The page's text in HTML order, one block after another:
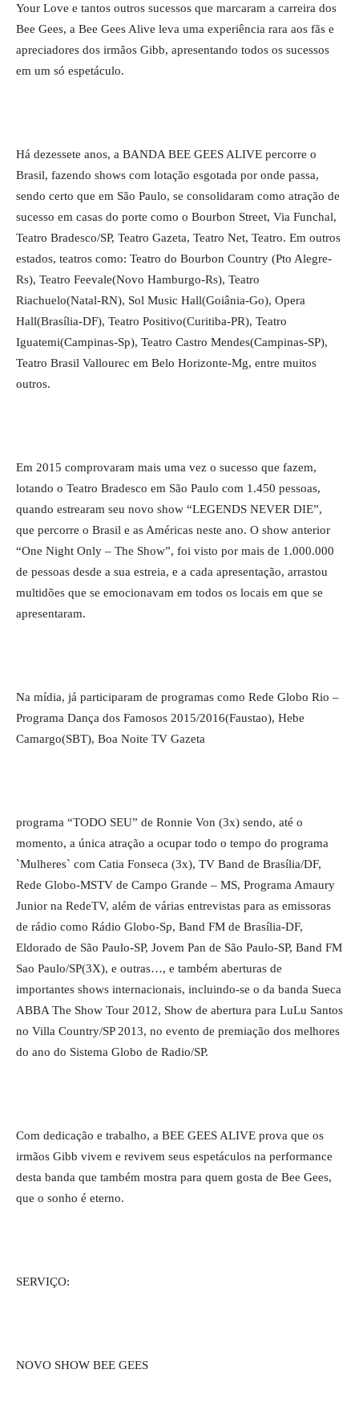
Your Love e tantos outros sucessos que marcaram a carreira dos
Bee Gees, a Bee Gees Alive leva uma experiência rara aos fãs e
apreciadores dos irmãos Gibb, apresentando todos os sucessos
em um só espetáculo.
Há dezessete anos, a BANDA BEE GEES ALIVE percorre o
Brasil, fazendo shows com lotação esgotada por onde passa,
sendo certo que em São Paulo, se consolidaram como atração de
sucesso em casas do porte como o Bourbon Street, Via Funchal,
Teatro Bradesco/SP, Teatro Gazeta, Teatro Net, Teatro. Em outros
estados, teatros como: Teatro do Bourbon Country (Pto Alegre-
Rs), Teatro Feevale(Novo Hamburgo-Rs), Teatro
Riachuelo(Natal-RN), Sol Music Hall(Goiânia-Go), Opera
Hall(Brasília-DF), Teatro Positivo(Curitiba-PR), Teatro
Iguatemi(Campinas-Sp), Teatro Castro Mendes(Campinas-SP),
Teatro Brasil Vallourec em Belo Horizonte-Mg, entre muitos
outros.
Em 2015 comprovaram mais uma vez o sucesso que fazem,
lotando o Teatro Bradesco em São Paulo com 1.450 pessoas,
quando estrearam seu novo show “LEGENDS NEVER DIE”,
que percorre o Brasil e as Américas neste ano. O show anterior
“One Night Only – The Show”, foi visto por mais de 1.000.000
de pessoas desde a sua estreia, e a cada apresentação, arrastou
multidões que se emocionavam em todos os locais em que se
apresentaram.
Na mídia, já participaram de programas como Rede Globo Rio –
Programa Dança dos Famosos 2015/2016(Faustao), Hebe
Camargo(SBT), Boa Noite TV Gazeta
programa “TODO SEU” de Ronnie Von (3x) sendo, até o
momento, a única atração a ocupar todo o tempo do programa
`Mulheres` com Catia Fonseca (3x), TV Band de Brasília/DF,
Rede Globo-MSTV de Campo Grande – MS, Programa Amaury
Junior na RedeTV, além de várias entrevistas para as emissoras
de rádio como Rádio Globo-Sp, Band FM de Brasília-DF,
Eldorado de São Paulo-SP, Jovem Pan de São Paulo-SP, Band FM
Sao Paulo/SP(3X), e outras…, e também aberturas de
importantes shows internacionais, incluindo-se o da banda Sueca
ABBA The Show Tour 2012, Show de abertura para LuLu Santos
no Villa Country/SP 2013, no evento de premiação dos melhores
do ano do Sistema Globo de Radio/SP.
Com dedicação e trabalho, a BEE GEES ALIVE prova que os
irmãos Gibb vivem e revivem seus espetáculos na performance
desta banda que também mostra para quem gosta de Bee Gees,
que o sonho é eterno.
SERVIÇO:
NOVO SHOW BEE GEES